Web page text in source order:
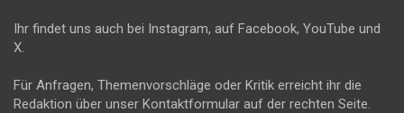
Ihr findet uns auch bei Instagram, auf Facebook, YouTube und
X.
Für Anfragen, Themenvorschläge oder Kritik erreicht ihr die
Redaktion über unser Kontaktformular auf der rechten Seite.